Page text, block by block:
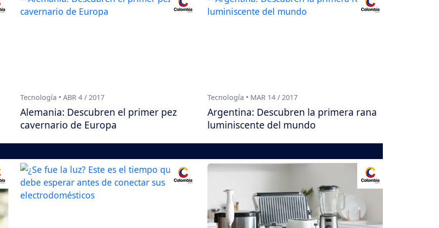
Tecnología • ABR 4 / 2017
Alemania: Descubren el primer pez
cavernario de Europa
Tecnología • MAR 14 / 2017
Argentina: Descubren la primera rana
luminiscente del mundo